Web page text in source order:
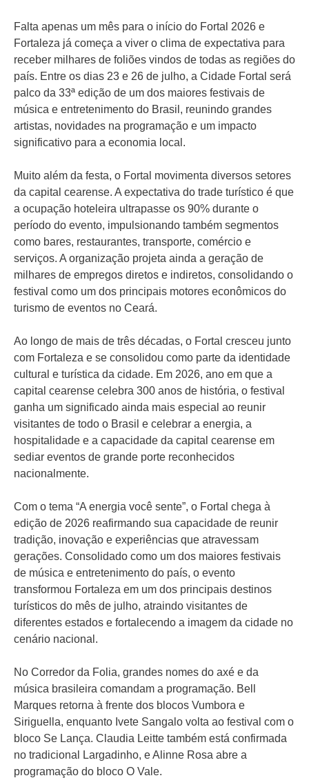
Falta apenas um mês para o início do Fortal 2026 e
Fortaleza já começa a viver o clima de expectativa para
receber milhares de foliões vindos de todas as regiões do
país. Entre os dias 23 e 26 de julho, a Cidade Fortal será
palco da 33ª edição de um dos maiores festivais de
música e entretenimento do Brasil, reunindo grandes
artistas, novidades na programação e um impacto
significativo para a economia local.
Muito além da festa, o Fortal movimenta diversos setores
da capital cearense. A expectativa do trade turístico é que
a ocupação hoteleira ultrapasse os 90% durante o
período do evento, impulsionando também segmentos
como bares, restaurantes, transporte, comércio e
serviços. A organização projeta ainda a geração de
milhares de empregos diretos e indiretos, consolidando o
festival como um dos principais motores econômicos do
turismo de eventos no Ceará.
Ao longo de mais de três décadas, o Fortal cresceu junto
com Fortaleza e se consolidou como parte da identidade
cultural e turística da cidade. Em 2026, ano em que a
capital cearense celebra 300 anos de história, o festival
ganha um significado ainda mais especial ao reunir
visitantes de todo o Brasil e celebrar a energia, a
hospitalidade e a capacidade da capital cearense em
sediar eventos de grande porte reconhecidos
nacionalmente.
Com o tema “A energia você sente”, o Fortal chega à
edição de 2026 reafirmando sua capacidade de reunir
tradição, inovação e experiências que atravessam
gerações. Consolidado como um dos maiores festivais
de música e entretenimento do país, o evento
transformou Fortaleza em um dos principais destinos
turísticos do mês de julho, atraindo visitantes de
diferentes estados e fortalecendo a imagem da cidade no
cenário nacional.
No Corredor da Folia, grandes nomes do axé e da
música brasileira comandam a programação. Bell
Marques retorna à frente dos blocos Vumbora e
Siriguella, enquanto Ivete Sangalo volta ao festival com o
bloco Se Lança. Claudia Leitte também está confirmada
no tradicional Largadinho, e Alinne Rosa abre a
programação do bloco O Vale.